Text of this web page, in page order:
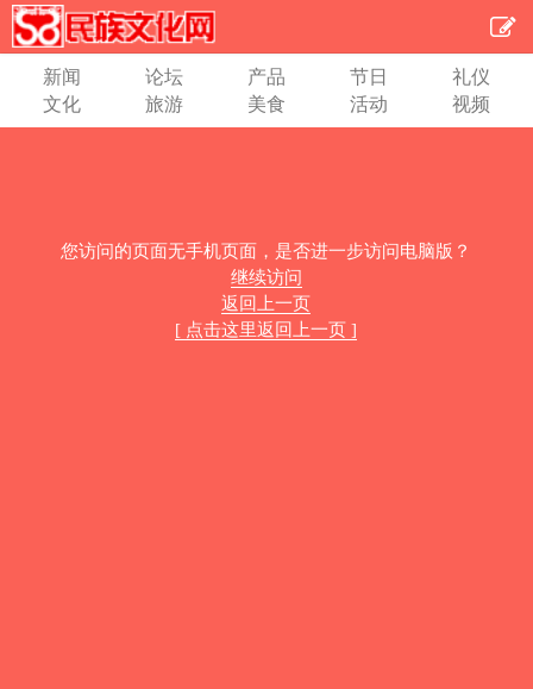
新闻 论坛 产品 节日
礼仪
文化
旅游 美食 活动 视频
您访问的页面无手机页面，是否进一步访问电脑版？
继续访问
返回上一页
[ 点击这里返回上一页 ]